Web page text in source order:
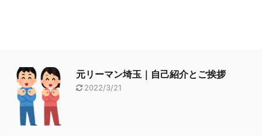
元リーマン埼玉｜自己紹介とご挨拶
2022/3/21